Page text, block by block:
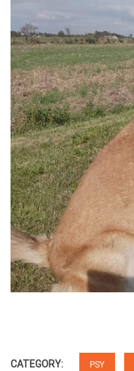
CATEGORY: PSY